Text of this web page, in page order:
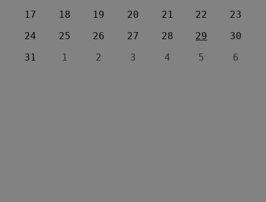
17
18 19 20 21 22
23
24
25 26 27 28 29
30
31
1 2 3 4 5 6